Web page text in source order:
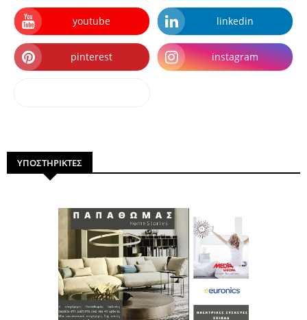
youtube linkedin
pinterest instagram
ΥΠΟΣΤΗΡΙΚΤΕΣ